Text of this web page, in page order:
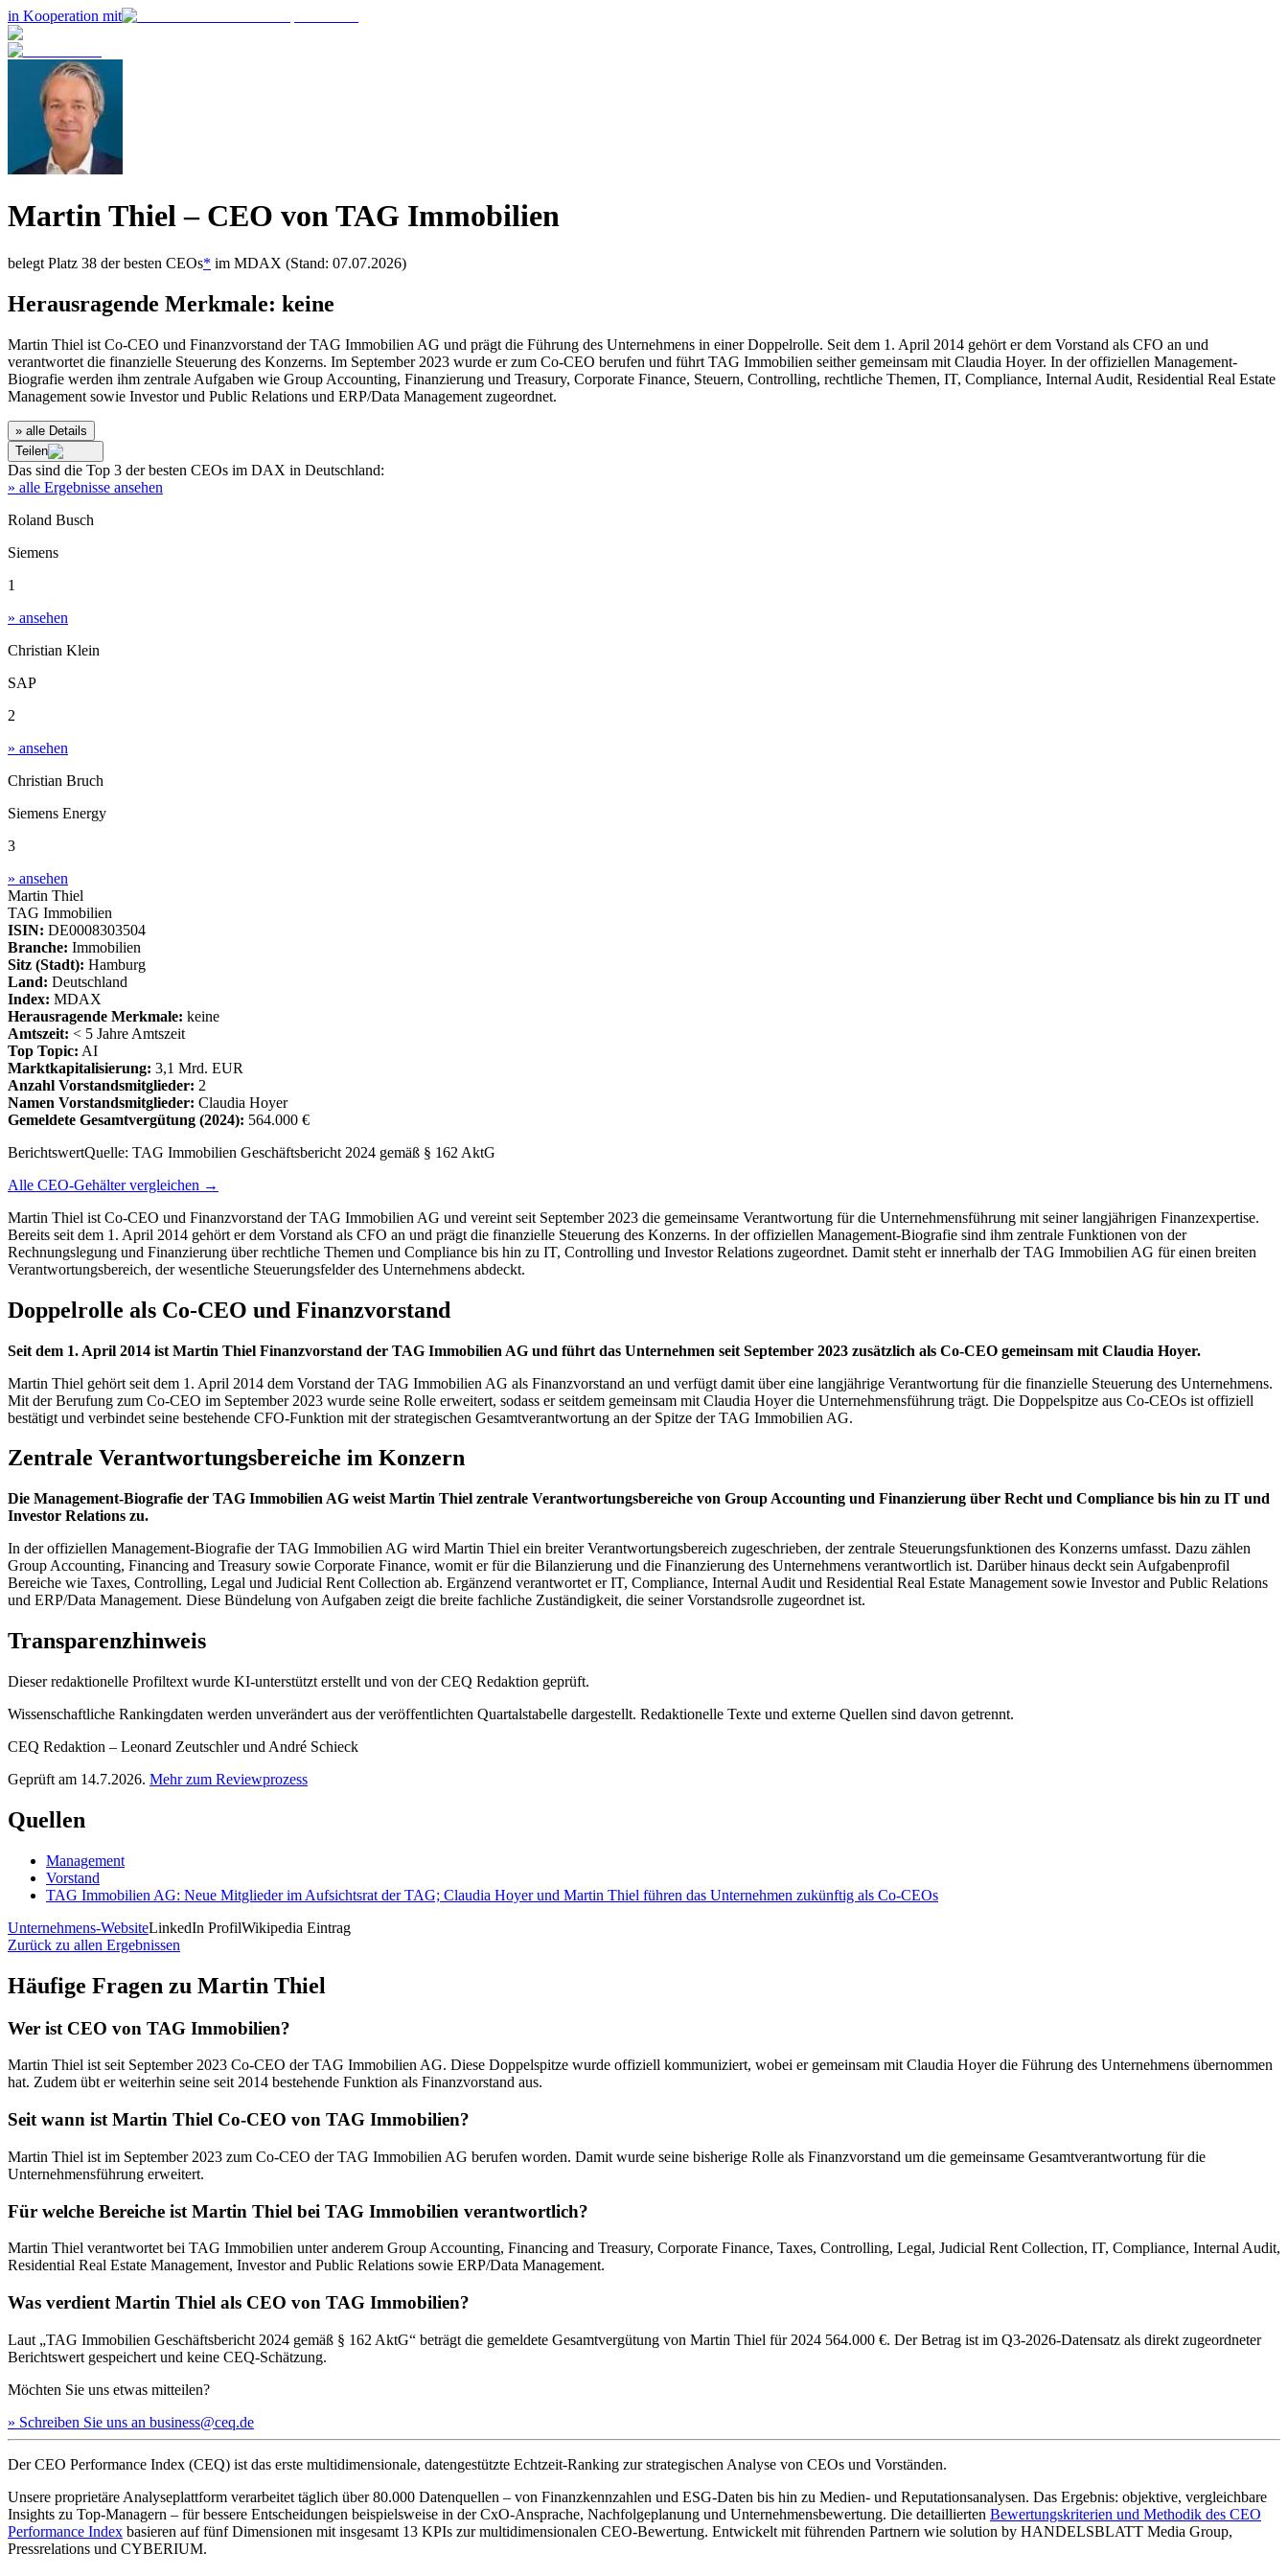
in Kooperation mit
Martin Thiel– CEO vonTAG Immobilien
belegt Platz 38 der besten CEOs* im MDAX (Stand: 07.07.2026)
Herausragende Merkmale: keine
Martin Thiel ist Co-CEO und Finanzvorstand der TAG Immobilien AG und prägt die Führung des Unternehmens in einer Doppelrolle. Seit dem 1. April 2014 gehört er dem Vorstand als CFO an und
verantwortet die finanzielle Steuerung des Konzerns. Im September 2023 wurde er zum Co-CEO berufen und führt TAG Immobilien seither gemeinsam mit Claudia Hoyer. In der offiziellen Management-
Biografie werden ihm zentrale Aufgaben wie Group Accounting, Finanzierung und Treasury, Corporate Finance, Steuern, Controlling, rechtliche Themen, IT, Compliance, Internal Audit, Residential Real Estate
Management sowie Investor und Public Relations und ERP/Data Management zugeordnet.
» alle Details
Teilen
Das sind die Top 3 der besten CEOs im DAX in Deutschland:
» alle Ergebnisse ansehen
Roland Busch
Siemens
1
» ansehen
Christian Klein
SAP
2
» ansehen
Christian Bruch
Siemens Energy
3
» ansehen
Martin Thiel
TAG Immobilien
ISIN: DE0008303504
Branche: Immobilien
Sitz (Stadt): Hamburg
Land: Deutschland
Index: MDAX
Herausragende Merkmale: keine
Amtszeit: < 5 Jahre Amtszeit
Top Topic: AI
Marktkapitalisierung: 3,1 Mrd. EUR
Anzahl Vorstandsmitglieder: 2
Namen Vorstandsmitglieder: Claudia Hoyer
Gemeldete Gesamtvergütung (2024): 564.000 €
BerichtswertQuelle: TAG Immobilien Geschäftsbericht 2024 gemäß § 162 AktG
Alle CEO-Gehälter vergleichen →
Martin Thiel ist Co-CEO und Finanzvorstand der TAG Immobilien AG und vereint seit September 2023 die gemeinsame Verantwortung für die Unternehmensführung mit seiner langjährigen Finanzexpertise.
Bereits seit dem 1. April 2014 gehört er dem Vorstand als CFO an und prägt die finanzielle Steuerung des Konzerns. In der offiziellen Management-Biografie sind ihm zentrale Funktionen von der
Rechnungslegung und Finanzierung über rechtliche Themen und Compliance bis hin zu IT, Controlling und Investor Relations zugeordnet. Damit steht er innerhalb der TAG Immobilien AG für einen breiten
Verantwortungsbereich, der wesentliche Steuerungsfelder des Unternehmens abdeckt.
Doppelrolle als Co-CEO und Finanzvorstand
Seit dem 1. April 2014 ist Martin Thiel Finanzvorstand der TAG Immobilien AG und führt das Unternehmen seit September 2023 zusätzlich als Co-CEO gemeinsam mit Claudia Hoyer.
Martin Thiel gehört seit dem 1. April 2014 dem Vorstand der TAG Immobilien AG als Finanzvorstand an und verfügt damit über eine langjährige Verantwortung für die finanzielle Steuerung des Unternehmens.
Mit der Berufung zum Co-CEO im September 2023 wurde seine Rolle erweitert, sodass er seitdem gemeinsam mit Claudia Hoyer die Unternehmensführung trägt. Die Doppelspitze aus Co-CEOs ist offiziell
bestätigt und verbindet seine bestehende CFO-Funktion mit der strategischen Gesamtverantwortung an der Spitze der TAG Immobilien AG.
Zentrale Verantwortungsbereiche im Konzern
Die Management-Biografie der TAG Immobilien AG weist Martin Thiel zentrale Verantwortungsbereiche von Group Accounting und Finanzierung über Recht und Compliance bis hin zu IT und
Investor Relations zu.
In der offiziellen Management-Biografie der TAG Immobilien AG wird Martin Thiel ein breiter Verantwortungsbereich zugeschrieben, der zentrale Steuerungsfunktionen des Konzerns umfasst. Dazu zählen
Group Accounting, Financing and Treasury sowie Corporate Finance, womit er für die Bilanzierung und die Finanzierung des Unternehmens verantwortlich ist. Darüber hinaus deckt sein Aufgabenprofil
Bereiche wie Taxes, Controlling, Legal und Judicial Rent Collection ab. Ergänzend verantwortet er IT, Compliance, Internal Audit und Residential Real Estate Management sowie Investor and Public Relations
und ERP/Data Management. Diese Bündelung von Aufgaben zeigt die breite fachliche Zuständigkeit, die seiner Vorstandsrolle zugeordnet ist.
Transparenzhinweis
Dieser redaktionelle Profiltext wurde KI-unterstützt erstellt und von der CEQ Redaktion geprüft.
Wissenschaftliche Rankingdaten werden unverändert aus der veröffentlichten Quartalstabelle dargestellt. Redaktionelle Texte und externe Quellen sind davon getrennt.
CEQ Redaktion – Leonard Zeutschler und André Schieck
Geprüft am 14.7.2026. Mehr zum Reviewprozess
Quellen
Management
Vorstand
TAG Immobilien AG: Neue Mitglieder im Aufsichtsrat der TAG; Claudia Hoyer und Martin Thiel führen das Unternehmen zukünftig als Co-CEOs
Unternehmens-WebsiteLinkedIn ProfilWikipedia Eintrag
Zurück zu allen Ergebnissen
Häufige Fragen zu Martin Thiel
Wer ist CEO von TAG Immobilien?
Martin Thiel ist seit September 2023 Co-CEO der TAG Immobilien AG. Diese Doppelspitze wurde offiziell kommuniziert, wobei er gemeinsam mit Claudia Hoyer die Führung des Unternehmens übernommen
hat. Zudem übt er weiterhin seine seit 2014 bestehende Funktion als Finanzvorstand aus.
Seit wann ist Martin Thiel Co-CEO von TAG Immobilien?
Martin Thiel ist im September 2023 zum Co-CEO der TAG Immobilien AG berufen worden. Damit wurde seine bisherige Rolle als Finanzvorstand um die gemeinsame Gesamtverantwortung für die
Unternehmensführung erweitert.
Für welche Bereiche ist Martin Thiel bei TAG Immobilien verantwortlich?
Martin Thiel verantwortet bei TAG Immobilien unter anderem Group Accounting, Financing and Treasury, Corporate Finance, Taxes, Controlling, Legal, Judicial Rent Collection, IT, Compliance, Internal Audit,
Residential Real Estate Management, Investor and Public Relations sowie ERP/Data Management.
Was verdient Martin Thiel als CEO von TAG Immobilien?
Laut „TAG Immobilien Geschäftsbericht 2024 gemäß § 162 AktG“ beträgt die gemeldete Gesamtvergütung von Martin Thiel für 2024 564.000 €. Der Betrag ist im Q3-2026-Datensatz als direkt zugeordneter
Berichtswert gespeichert und keine CEQ-Schätzung.
Möchten Sie uns etwas mitteilen?
» Schreiben Sie uns an business@ceq.de
Der CEO Performance Index (CEQ) ist das erste multidimensionale, datengestützte Echtzeit-Ranking zur strategischen Analyse von CEOs und Vorständen.
Unsere proprietäre Analyseplattform verarbeitet täglich über 80.000 Datenquellen – von Finanzkennzahlen und ESG-Daten bis hin zu Medien- und Reputationsanalysen. Das Ergebnis: objektive, vergleichbare
Insights zu Top-Managern – für bessere Entscheidungen beispielsweise in der CxO-Ansprache, Nachfolgeplanung und Unternehmensbewertung. Die detaillierten Bewertungskriterien und Methodik des CEO
Performance Index basieren auf fünf Dimensionen mit insgesamt 13 KPIs zur multidimensionalen CEO-Bewertung. Entwickelt mit führenden Partnern wie solution by HANDELSBLATT Media Group,
Pressrelations und CYBERIUM.